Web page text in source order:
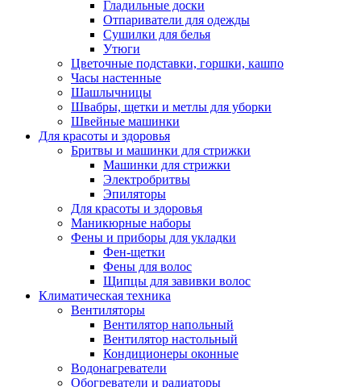
Гладильные доски
Отпариватели для одежды
Сушилки для белья
Утюги
Цветочные подставки, горшки, кашпо
Часы настенные
Шашлычницы
Швабры, щетки и метлы для уборки
Швейные машинки
Для красоты и здоровья
Бритвы и машинки для стрижки
Машинки для стрижки
Электробритвы
Эпиляторы
Для красоты и здоровья
Маникюрные наборы
Фены и приборы для укладки
Фен-щетки
Фены для волос
Щипцы для завивки волос
Климатическая техника
Вентиляторы
Вентилятор напольный
Вентилятор настольный
Кондиционеры оконные
Водонагреватели
Обогреватели и радиаторы